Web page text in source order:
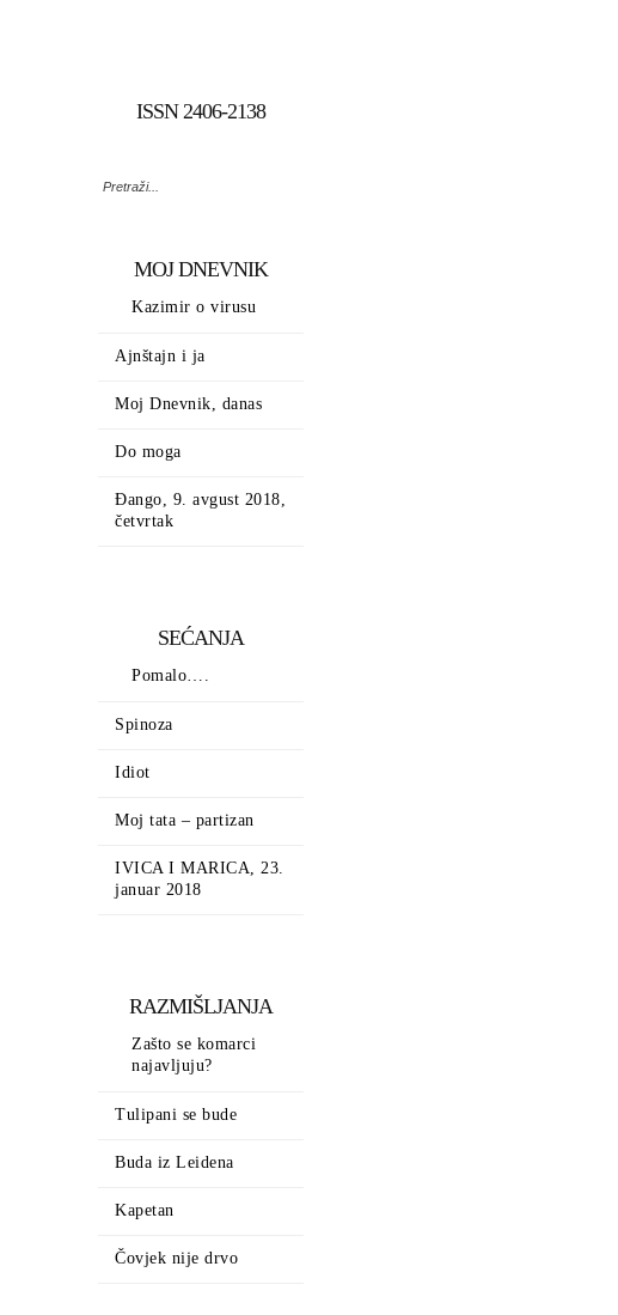
ISSN 2406-2138
MOJ DNEVNIK
Kazimir o virusu
Ajnštajn i ja
Moj Dnevnik, danas
Do moga
Đango, 9. avgust 2018,
četvrtak
SEĆANJA
Pomalo….
Spinoza
Idiot
Moj tata – partizan
IVICA I MARICA, 23.
januar 2018
RAZMIŠLJANJA
Zašto se komarci
najavljuju?
Tulipani se bude
Buda iz Leidena
Kapetan
Čovjek nije drvo